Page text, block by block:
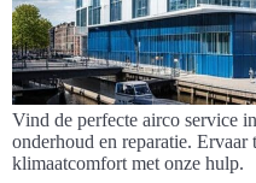
Vind de perfecte airco service
onderhoud en reparatie.
klimaatcomfort met onze hulp.